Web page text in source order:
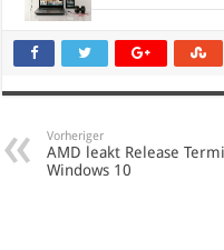
Vorheriger
AMD leakt Release
Windows 10